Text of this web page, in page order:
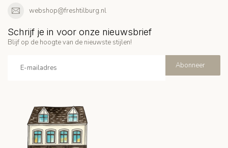
webshop@freshtilburg.nl
Schrijf je in voor onze nieuwsbrief
Blijf op de hoogte van de nieuwste stijlen!
Abonneer